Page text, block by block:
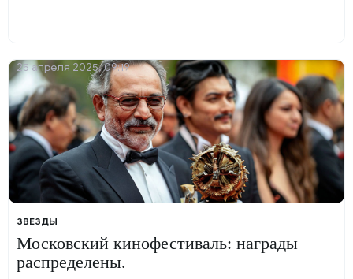
ЗВЕЗДЫ
Московский кинофестиваль: награды
распределены.
25 апреля 2025, 09:19